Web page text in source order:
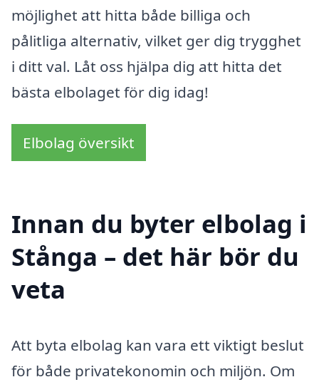
möjlighet att hitta både billiga och
pålitliga alternativ, vilket ger dig trygghet
i ditt val. Låt oss hjälpa dig att hitta det
bästa elbolaget för dig idag!
Elbolag översikt
Innan du byter elbolag i
Stånga – det här bör du
veta
Att byta elbolag kan vara ett viktigt beslut
för både privatekonomin och miljön. Om